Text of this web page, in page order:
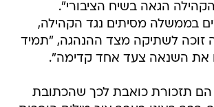
הגאה בשיח הציבורי".
בממשלה מסיתים נגד הקהילה,
זוכה לשתיקה מצד ההנהגה, "תמיד
את השנאה צעד אחד קדימה".
הם תזכורת כואבת לכך שהכתובת